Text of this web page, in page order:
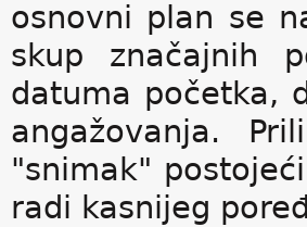
osnovni plan se
skup značajnih
datuma početka,
angažovanja.
"snimak"
radi kasnijeg